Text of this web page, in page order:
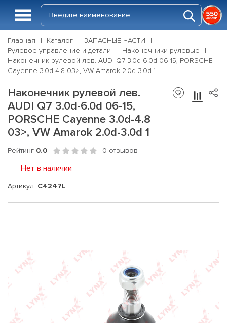
Главная Каталог
ЗАПАСНЫЕ ЧАСТИ
Рулевое управление и детали
Наконечники рулевые
Наконечник рулевой лев. AUDI Q7 3.0d-6.0d 06-15, PORSCHE
Cayenne 3.0d-4.8 03>, VW Amarok 2.0d-3.0d 1
Наконечник рулевой лев.
AUDI Q7 3.0d-6.0d 06-15,
PORSCHE Cayenne 3.0d-4.8
03>, VW Amarok 2.0d-3.0d 1
Рейтинг 0.0 0 отзывов
Нет в наличии
Артикул: C4247L